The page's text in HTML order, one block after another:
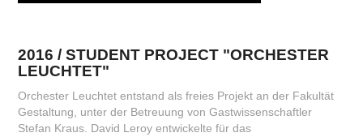
2016 / STUDENT PROJECT "ORCHESTER
LEUCHTET"
Orchester Leuchtet entstand als freies Projekt an der Fakultät
Gestaltung, unter der Betreuung von Gastwissenschaftler
Stefan Kraus. David Leroy entwickelte für das